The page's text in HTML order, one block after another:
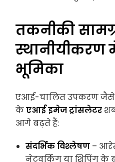
तकनीकी
स्थानीयीकरण
भूमिका
एआई-चालित उपकरण जैसे
केएआई इमेज ट्रांसलेटर
आगे बढ़ते हैं:
संदर्भिक विश्लेषण –
नेटवर्किंग या शिपिंग के